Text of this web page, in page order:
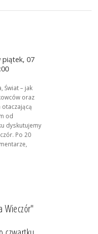
piątek, 07
Świat – jak
oraz
otaczającą
od
dyskutujemy
Po 20
Wieczór"